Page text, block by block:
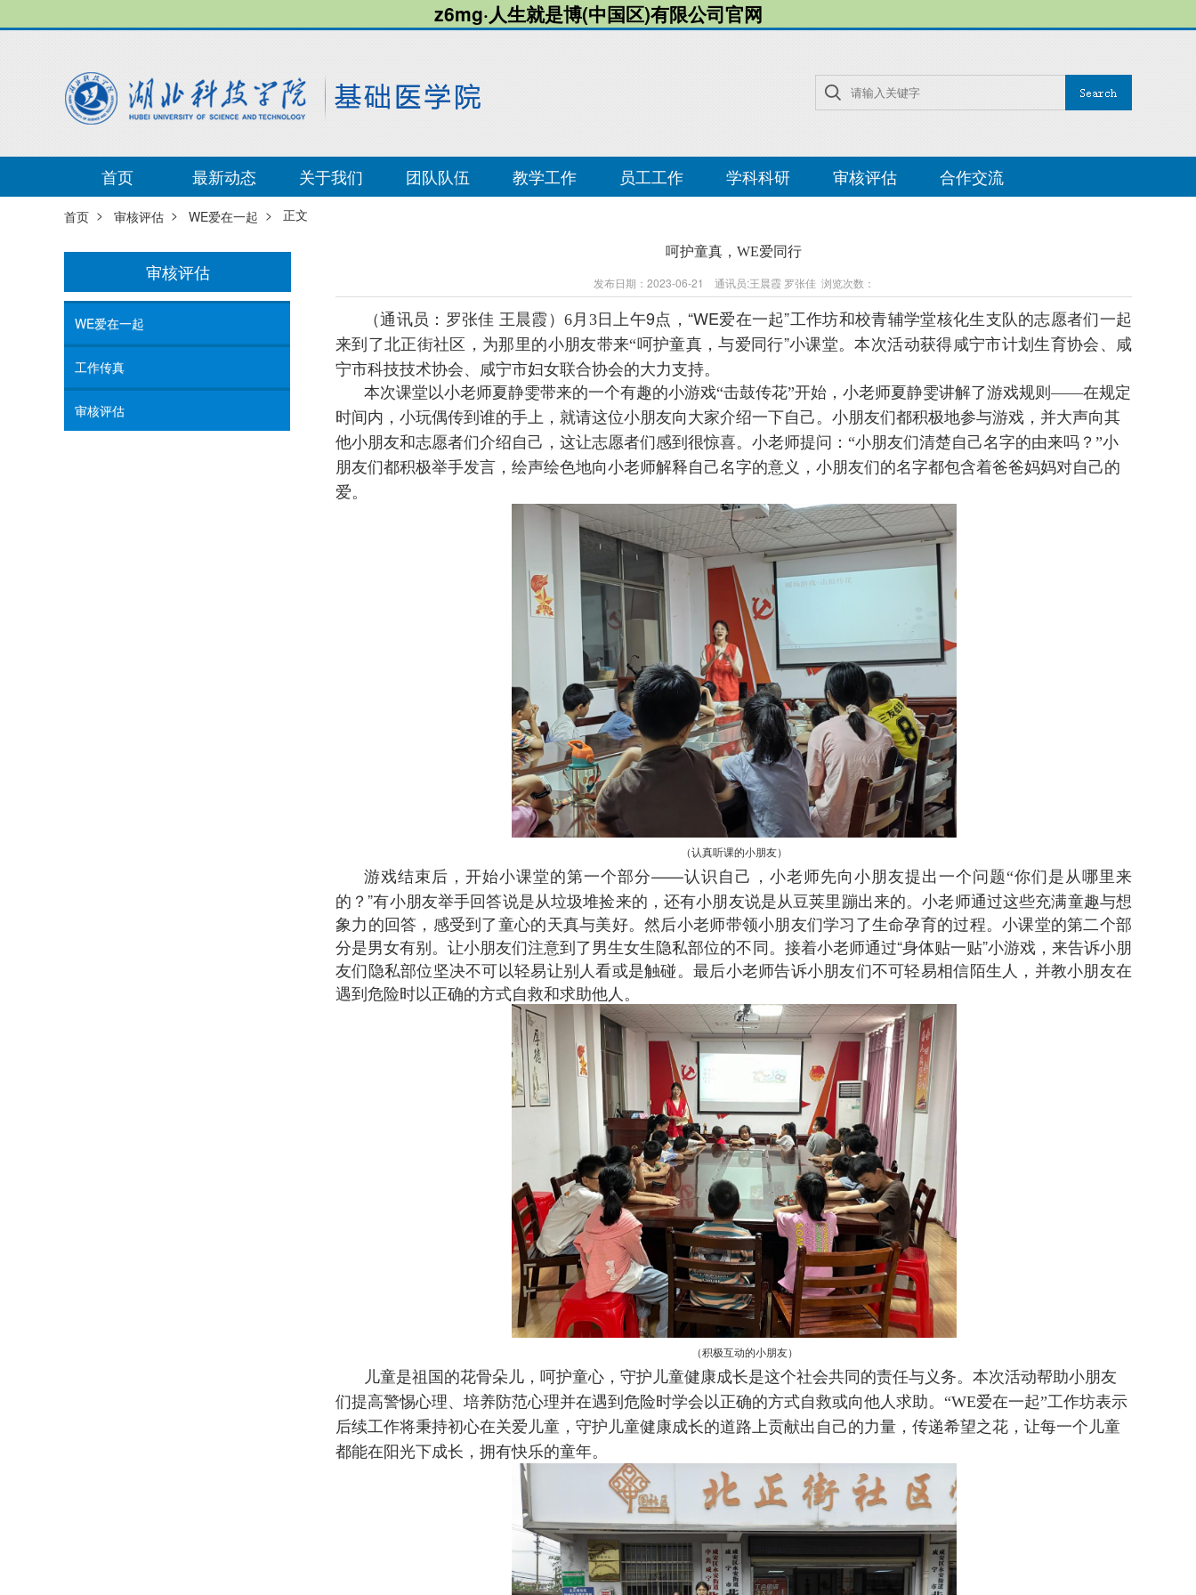
z6mg·人生就是博(中国区)有限公司官网
首页 最新动态 关于我们 团队队伍 教学工作 员工工作 学科科研 审核评估 合作交流
首页 > 审核评估 > WE爱在一起 > 正文
审核评估
WE爱在一起
工作传真
审核评估
呵护童真，WE爱同行
发布日期：2023-06-21 通讯员:王晨霞 罗张佳 浏览次数：
（通讯员：罗张佳 王晨霞）6月3日上午9点，“WE爱在一起”工作坊和校青辅学堂核化生支队的志愿者们一起
来到了北正街社区，为那里的小朋友带来“呵护童真，与爱同行”小课堂。本次活动获得咸宁市计划生育协会、咸
宁市科技技术协会、咸宁市妇女联合协会的大力支持。
本次课堂以小老师夏静雯带来的一个有趣的小游戏“击鼓传花”开始，小老师夏静雯讲解了游戏规则——在规定
时间内，小玩偶传到谁的手上，就请这位小朋友向大家介绍一下自己。小朋友们都积极地参与游戏，并大声向其
他小朋友和志愿者们介绍自己，这让志愿者们感到很惊喜。小老师提问：“小朋友们清楚自己名字的由来吗？”小
朋友们都积极举手发言，绘声绘色地向小老师解释自己名字的意义，小朋友们的名字都包含着爸爸妈妈对自己的
爱。
（认真听课的小朋友）
游戏结束后，开始小课堂的第一个部分——认识自己，小老师先向小朋友提出一个问题“你们是从哪里来
的？”有小朋友举手回答说是从垃圾堆捡来的，还有小朋友说是从豆荚里蹦出来的。小老师通过这些充满童趣与想
象力的回答，感受到了童心的天真与美好。然后小老师带领小朋友们学习了生命孕育的过程。小课堂的第二个部
分是男女有别。让小朋友们注意到了男生女生隐私部位的不同。接着小老师通过“身体贴一贴”小游戏，来告诉小朋
友们隐私部位坚决不可以轻易让别人看或是触碰。最后小老师告诉小朋友们不可轻易相信陌生人，并教小朋友在
遇到危险时以正确的方式自救和求助他人。
（积极互动的小朋友）
儿童是祖国的花骨朵儿，呵护童心，守护儿童健康成长是这个社会共同的责任与义务。本次活动帮助小朋友
们提高警惕心理、培养防范心理并在遇到危险时学会以正确的方式自救或向他人求助。“WE爱在一起”工作坊表示
后续工作将秉持初心在关爱儿童，守护儿童健康成长的道路上贡献出自己的力量，传递希望之花，让每一个儿童
都能在阳光下成长，拥有快乐的童年。